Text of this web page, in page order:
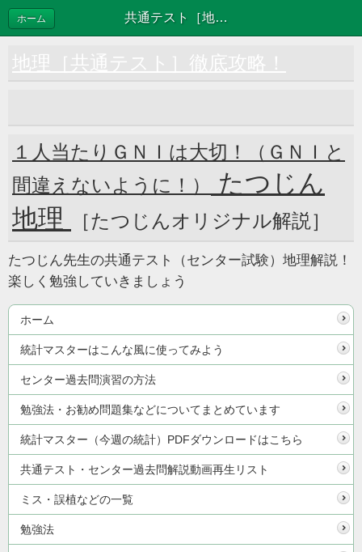
共通テスト［地理総合、探究／地理総合］問題・解答PDF
ホーム
地理［共通テスト］徹底攻略！
１人当たりＧＮＩは大切！（ＧＮＩと
間違えないように！）
たつじん
地理
［たつじんオリジナル解説］
たつじん先生の共通テスト（センター試験）地理解説！
楽しく勉強していきましょう
ホーム
統計マスターはこんな風に使ってみよう
センター過去問演習の方法
勉強法・お勧め問題集などについてまとめています
統計マスター（今週の統計）PDFダウンロードはこちら
共通テスト・センター過去問解説動画再生リスト
ミス・誤植などの一覧
勉強法